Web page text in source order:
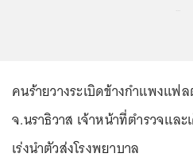
คนร้ายวางระเบิดข้างกำแพงแฟ
จ.นราธิวาส เจ้าหน้าที่ตำรวจแล
เร่งนำตัวส่งโรงพยาบาล